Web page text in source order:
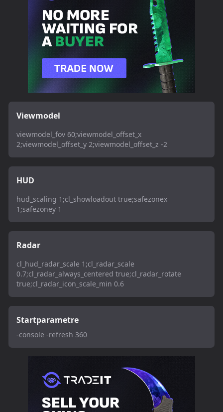
Viewmodel
viewmodel_fov 60;viewmodel_offset_x
2;viewmodel_offset_y 2;viewmodel_offset_z -2
HUD
hud_scaling 1;cl_showloadout true;safezonex
1;safezoney 1
Radar
cl_hud_radar_scale 1;cl_radar_scale
0.7;cl_radar_always_centered true;cl_radar_rotate
true;cl_radar_icon_scale_min 0.6
Startparametre
-console -refresh 360